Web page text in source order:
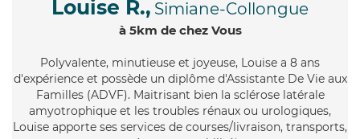
Louise R., Simiane-Collongue
à 5km de chez Vous
Polyvalente, minutieuse et joyeuse, Louise a 8 ans
d'expérience et possède un diplôme d'Assistante De Vie aux
Familles (ADVF). Maitrisant bien la sclérose latérale
amyotrophique et les troubles rénaux ou urologiques,
Louise apporte ses services de courses/livraison, transports,